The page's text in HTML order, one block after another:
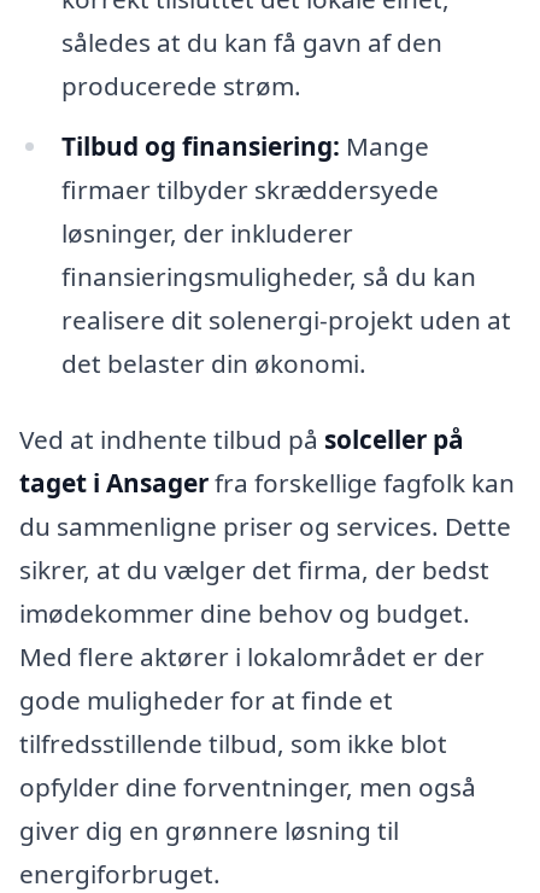
således at du kan få gavn af den
producerede strøm.
Tilbud og finansiering: Mange
firmaer tilbyder skræddersyede
løsninger, der inkluderer
finansieringsmuligheder, så du kan
realisere dit solenergi-projekt uden at
det belaster din økonomi.
Ved at indhente tilbud på solceller på
taget i Ansagerfra forskellige fagfolk kan
du sammenligne priser og services. Dette
sikrer, at du vælger det firma, der bedst
imødekommer dine behov og budget.
Med flere aktører i lokalområdet er der
gode muligheder for at finde et
tilfredsstillende tilbud, som ikke blot
opfylder dine forventninger, men også
giver dig en grønnere løsning til
energiforbruget.